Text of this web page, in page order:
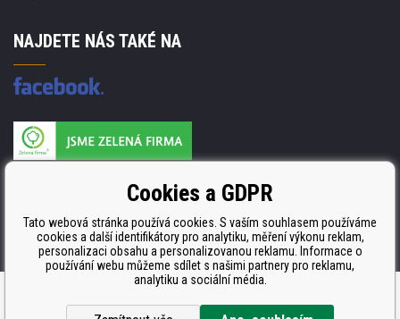
NAJDETE NÁS TAKÉ NA
ISO 9001. ISO 14001 a STMC.
Tvorba a pronájem eshopůBINARGON.cz
Cookies a GDPR
Tato webová stránka používá cookies. S vaším souhlasem používáme
cookies a další identifikátory pro analytiku, měření výkonu reklam,
personalizaci obsahu a personalizovanou reklamu. Informace o
používání webu můžeme sdílet s našimi partnery pro reklamu,
analytiku a sociální média.